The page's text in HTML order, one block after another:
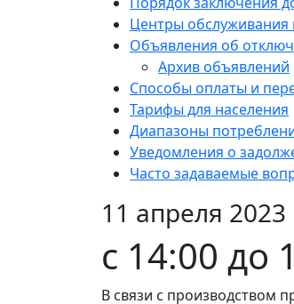
Центры обслуживания
Объявления об
Архив объявлений
Способы оплаты и
Тарифы для населения
Диапазоны
Уведомления о
Часто задаваемые
11 апреля 2023
с 14:00 до
В связи с производством